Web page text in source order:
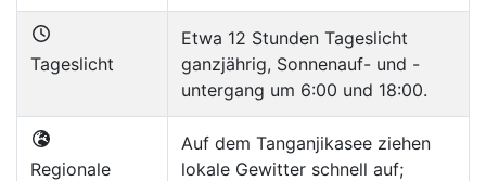
Tageslicht
Etwa 12 Stunden Tageslicht
ganzjährig, Sonnenauf- und -
untergang um 6:00 und 18:00.
Regionale
Auf dem Tanganjikasee ziehen
lokale Gewitter schnell auf;